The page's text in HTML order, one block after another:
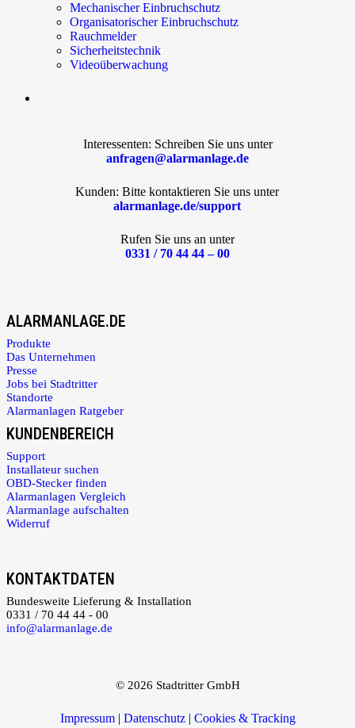
Mechanischer Einbruchschutz
Organisatorischer Einbruchschutz
Rauchmelder
Sicherheitstechnik
Videoüberwachung
Interessenten: Schreiben Sie uns unter
anfragen@alarmanlage.de
Kunden: Bitte kontaktieren Sie uns unter
alarmanlage.de/support
Rufen Sie uns an unter
0331 / 70 44 44 – 00
ALARMANLAGE.DE
Produkte
Das Unternehmen
Presse
Jobs bei Stadtritter
Standorte
Alarmanlagen Ratgeber
KUNDENBEREICH
Support
Installateur suchen
OBD-Stecker finden
Alarmanlagen Vergleich
Alarmanlage aufschalten
Widerruf
KONTAKTDATEN
Bundesweite Lieferung & Installation
0331 / 70 44 44 - 00
info@alarmanlage.de
© 2026 Stadtritter GmbH
Impressum| Datenschutz| Cookies & Tracking